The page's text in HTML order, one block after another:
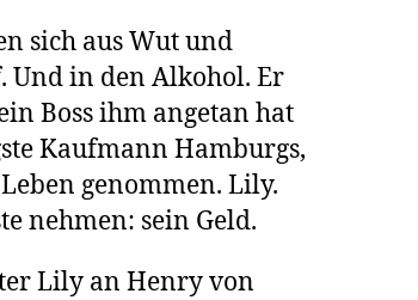
sich aus Wut und
in den Alkohol. Er
Boss ihm angetan hat
Kaufmann Hamburgs,
genommen. Lily.
nehmen: sein Geld.
Lily an Henry von